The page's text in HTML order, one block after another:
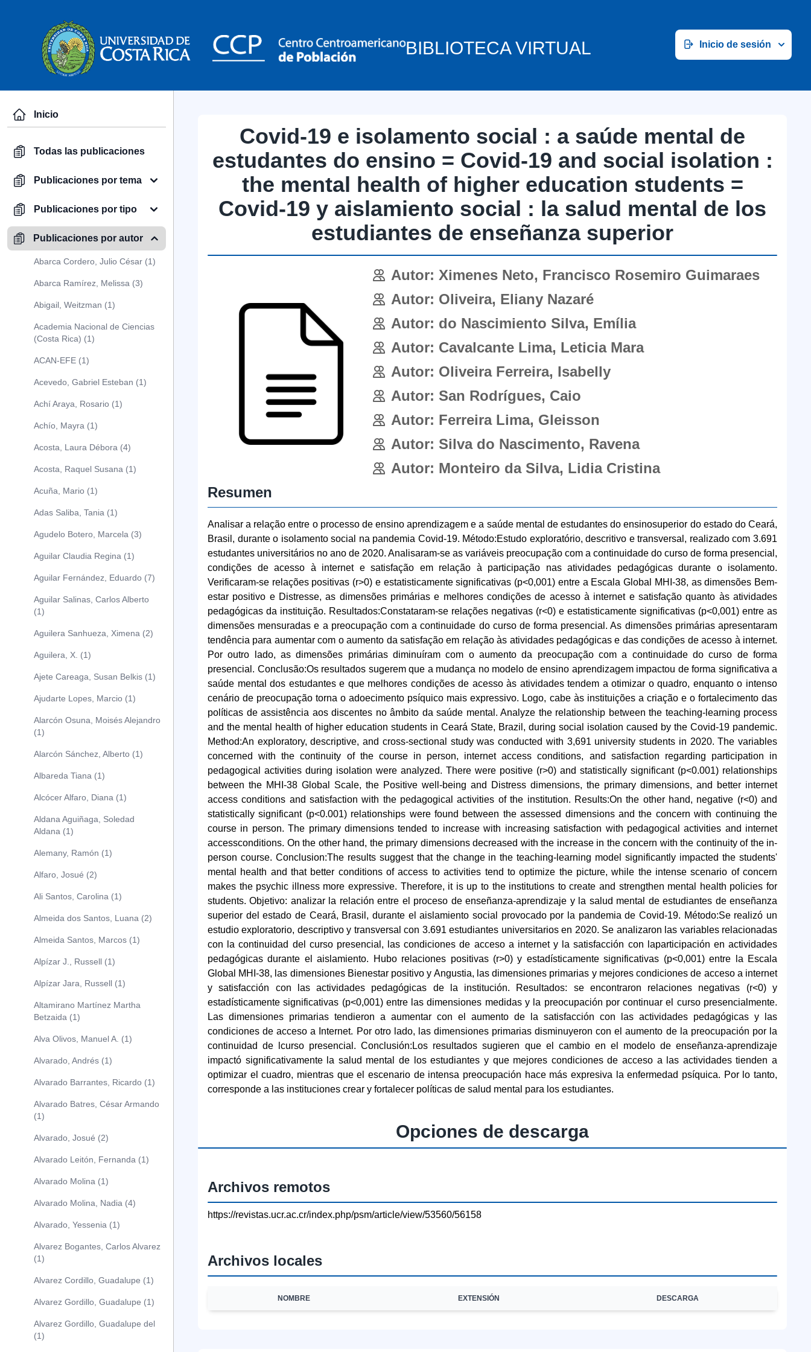
BIBLIOTECA VIRTUAL Inicio de sesión
Inicio
Todas las publicaciones
Publicaciones por tema
Publicaciones por tipo
Publicaciones por autor
Abarca Cordero, Julio César (1)
Abarca Ramírez, Melissa (3)
Abigail, Weitzman (1)
Academia Nacional de Ciencias
(Costa Rica) (1)
ACAN-EFE (1)
Acevedo, Gabriel Esteban (1)
Achí Araya, Rosario (1)
Achío, Mayra (1)
Acosta, Laura Débora (4)
Acosta, Raquel Susana (1)
Acuña, Mario (1)
Adas Saliba, Tania (1)
Agudelo Botero, Marcela (3)
Aguilar Claudia Regina (1)
Aguilar Fernández, Eduardo (7)
Aguilar Salinas, Carlos Alberto
(1)
Aguilera Sanhueza, Ximena (2)
Aguilera, X. (1)
Ajete Careaga, Susan Belkis (1)
Ajudarte Lopes, Marcio (1)
Alarcón Osuna, Moisés Alejandro
(1)
Alarcón Sánchez, Alberto (1)
Albareda Tiana (1)
Alcócer Alfaro, Diana (1)
Aldana Aguiñaga, Soledad
Aldana (1)
Alemany, Ramón (1)
Alfaro, Josué (2)
Ali Santos, Carolina (1)
Almeida dos Santos, Luana (2)
Almeida Santos, Marcos (1)
Alpízar J., Russell (1)
Alpízar Jara, Russell (1)
Altamirano Martínez Martha
Betzaida (1)
Alva Olivos, Manuel A. (1)
Alvarado, Andrés (1)
Alvarado Barrantes, Ricardo (1)
Alvarado Batres, César Armando
(1)
Alvarado, Josué (2)
Alvarado Leitón, Fernanda (1)
Alvarado Molina (1)
Alvarado Molina, Nadia (4)
Alvarado, Yessenia (1)
Alvarez Bogantes, Carlos Alvarez
(1)
Alvarez Cordillo, Guadalupe (1)
Alvarez Gordillo, Guadalupe (1)
Alvarez Gordillo, Guadalupe del
(1)
Covid-19 e isolamento social : a saúde mental de
estudantes do ensino = Covid-19 and social isolation :
the mental health of higher education students =
Covid-19 y aislamiento social : la salud mental de los
estudiantes de enseñanza superior
Autor: Ximenes Neto, Francisco Rosemiro Guimaraes
Autor: Oliveira, Eliany Nazaré
Autor: do Nascimiento Silva, Emília
Autor: Cavalcante Lima, Leticia Mara
Autor: Oliveira Ferreira, Isabelly
Autor: San Rodrígues, Caio
Autor: Ferreira Lima, Gleisson
Autor: Silva do Nascimento, Ravena
Autor: Monteiro da Silva, Lidia Cristina
Resumen
Analisar a relação entre o processo de ensino aprendizagem e a saúde mental de estudantes do ensinosuperior do estado do Ceará,
Brasil, durante o isolamento social na pandemia Covid-19. Método:Estudo exploratório, descritivo e transversal, realizado com 3.691
estudantes universitários no ano de 2020. Analisaram-se as variáveis preocupação com a continuidade do curso de forma presencial,
condições de acesso à internet e satisfação em relação à participação nas atividades pedagógicas durante o isolamento.
Verificaram-se relações positivas (r>0) e estatisticamente significativas (p<0,001) entre a Escala Global MHI-38, as dimensões Bem-
estar positivo e Distresse, as dimensões primárias e melhores condições de acesso à internet e satisfação quanto às atividades
pedagógicas da instituição. Resultados:Constataram-se relações negativas (r<0) e estatisticamente significativas (p<0,001) entre as
dimensões mensuradas e a preocupação com a continuidade do curso de forma presencial. As dimensões primárias apresentaram
tendência para aumentar com o aumento da satisfação em relação às atividades pedagógicas e das condições de acesso à internet.
Por outro lado, as dimensões primárias diminuíram com o aumento da preocupação com a continuidade do curso de forma
presencial. Conclusão:Os resultados sugerem que a mudança no modelo de ensino aprendizagem impactou de forma significativa a
saúde mental dos estudantes e que melhores condições de acesso às atividades tendem a otimizar o quadro, enquanto o intenso
cenário de preocupação torna o adoecimento psíquico mais expressivo. Logo, cabe às instituições a criação e o fortalecimento das
políticas de assistência aos discentes no âmbito da saúde mental. Analyze the relationship between the teaching-learning process
and the mental health of higher education students in Ceará State, Brazil, during social isolation caused by the Covid-19 pandemic.
Method:An exploratory, descriptive, and cross-sectional study was conducted with 3,691 university students in 2020. The variables
concerned with the continuity of the course in person, internet access conditions, and satisfaction regarding participation in
pedagogical activities during isolation were analyzed. There were positive (r>0) and statistically significant (p<0.001) relationships
between the MHI-38 Global Scale, the Positive well-being and Distress dimensions, the primary dimensions, and better internet
access conditions and satisfaction with the pedagogical activities of the institution. Results:On the other hand, negative (r<0) and
statistically significant (p<0.001) relationships were found between the assessed dimensions and the concern with continuing the
course in person. The primary dimensions tended to increase with increasing satisfaction with pedagogical activities and internet
accessconditions. On the other hand, the primary dimensions decreased with the increase in the concern with the continuity of the in-
person course. Conclusion:The results suggest that the change in the teaching-learning model significantly impacted the students'
mental health and that better conditions of access to activities tend to optimize the picture, while the intense scenario of concern
makes the psychic illness more expressive. Therefore, it is up to the institutions to create and strengthen mental health policies for
students. Objetivo: analizar la relación entre el proceso de enseñanza-aprendizaje y la salud mental de estudiantes de enseñanza
superior del estado de Ceará, Brasil, durante el aislamiento social provocado por la pandemia de Covid-19. Método:Se realizó un
estudio exploratorio, descriptivo y transversal con 3.691 estudiantes universitarios en 2020. Se analizaron las variables relacionadas
con la continuidad del curso presencial, las condiciones de acceso a internet y la satisfacción con laparticipación en actividades
pedagógicas durante el aislamiento. Hubo relaciones positivas (r>0) y estadísticamente significativas (p<0,001) entre la Escala
Global MHI-38, las dimensiones Bienestar positivo y Angustia, las dimensiones primarias y mejores condiciones de acceso a internet
y satisfacción con las actividades pedagógicas de la institución. Resultados: se encontraron relaciones negativas (r<0) y
estadísticamente significativas (p<0,001) entre las dimensiones medidas y la preocupación por continuar el curso presencialmente.
Las dimensiones primarias tendieron a aumentar con el aumento de la satisfacción con las actividades pedagógicas y las
condiciones de acceso a Internet. Por otro lado, las dimensiones primarias disminuyeron con el aumento de la preocupación por la
continuidad de lcurso presencial. Conclusión:Los resultados sugieren que el cambio en el modelo de enseñanza-aprendizaje
impactó significativamente la salud mental de los estudiantes y que mejores condiciones de acceso a las actividades tienden a
optimizar el cuadro, mientras que el escenario de intensa preocupación hace más expresiva la enfermedad psíquica. Por lo tanto,
corresponde a las instituciones crear y fortalecer políticas de salud mental para los estudiantes.
Opciones de descarga
Archivos remotos
https://revistas.ucr.ac.cr/index.php/psm/article/view/53560/56158
Archivos locales
NOMBRE EXTENSIÓN DESCARGA